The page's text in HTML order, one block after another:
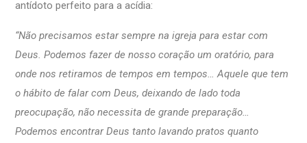
antídoto perfeito para a acídia:
“Não precisamos estar sempre na igreja para estar com
Deus. Podemos fazer de nosso coração um oratório, para
onde nos retiramos de tempos em tempos… Aquele que tem
o hábito de falar com Deus, deixando de lado toda
preocupação, não necessita de grande preparação…
Podemos encontrar Deus tanto lavando pratos quanto